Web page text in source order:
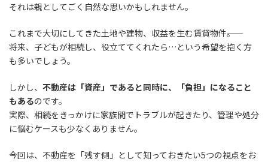
それは親としてごく自然な思いかもしれません。
これまで大切にしてきた土地や建物、収益を生む賃貸物件――。
将来、子どもが相続し、役立ててくれたら…という希望を抱く方
も多いでしょう。
しかし、 不動産は「資産」であると同時に、「負担」になること
もあるのです。
実際、相続をきっかけに家族間でトラブルが起きたり、管理や処分
に悩むケースも少なくありません。
今回は、不動産を「残す側」として知っておきたい5つの視点をお